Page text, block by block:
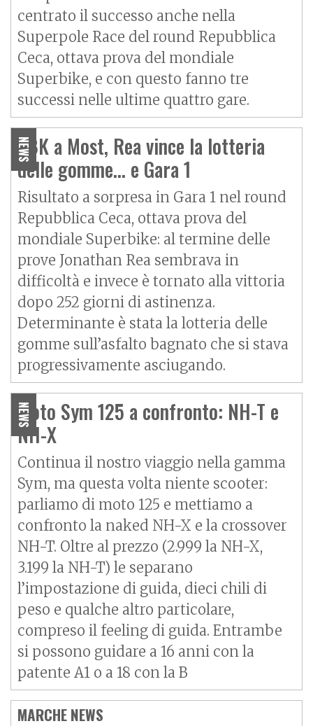
centrato il successo anche nella
Superpole Race del round Repubblica
Ceca, ottava prova del mondiale
Superbike, e con questo fanno tre
successi nelle ultime quattro gare.
NEWS
SBK a Most, Rea vince la lotteria
delle gomme… e Gara 1
Risultato a sorpresa in Gara 1 nel round
Repubblica Ceca, ottava prova del
mondiale Superbike: al termine delle
prove Jonathan Rea sembrava in
difficoltà e invece è tornato alla vittoria
dopo 252 giorni di astinenza.
Determinante è stata la lotteria delle
gomme sull’asfalto bagnato che si stava
progressivamente asciugando.
NEWS
Moto Sym 125 a confronto: NH-T e
NH-X
Continua il nostro viaggio nella gamma
Sym, ma questa volta niente scooter:
parliamo di moto 125 e mettiamo a
confronto la naked NH-X e la crossover
NH-T. Oltre al prezzo (2.999 la NH-X,
3.199 la NH-T) le separano
l’impostazione di guida, dieci chili di
peso e qualche altro particolare,
compreso il feeling di guida. Entrambe
si possono guidare a 16 anni con la
patente A1 o a 18 con la B
MARCHE NEWS